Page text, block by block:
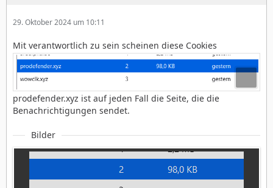
29. Oktober 2024 um 10:11
Mit verantwortlich zu sein scheinen diese Cookies
prodefender.xyz ist auf jeden Fall die Seite, die die
Benachrichtigungen sendet.
Bilder